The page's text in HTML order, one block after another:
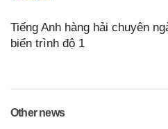
Tiếng Anh hàng hải chuyên
biển trình độ 1
Other news